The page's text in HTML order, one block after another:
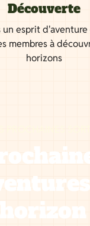
Découverte
un esprit
membres à
horizons